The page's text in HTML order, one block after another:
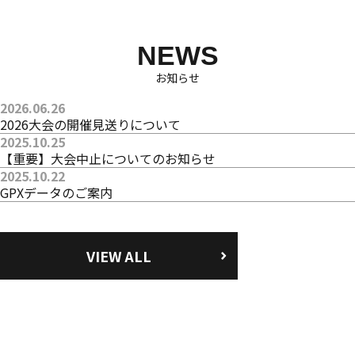
NEWS
お知らせ
2026.06.26
2026大会の開催見送りについて
2025.10.25
【重要】大会中止についてのお知らせ
2025.10.22
GPXデータのご案内
VIEW ALL